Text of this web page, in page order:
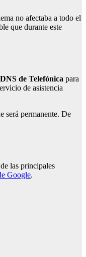
no afectaba a todo el
que durante este
de Telefónica para
de asistencia
será permanente. De
las principales
Google.